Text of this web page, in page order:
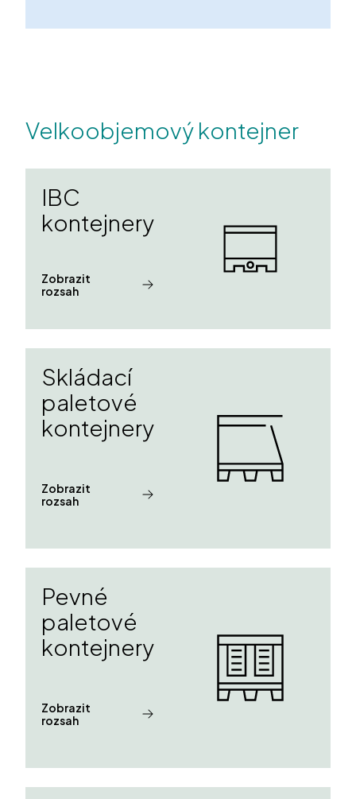
Velkoobjemový kontejner
IBC
kontejnery
Zobrazit
rozsah
Skládací
paletové
kontejnery
Zobrazit
rozsah
Pevné
paletové
kontejnery
Zobrazit
rozsah